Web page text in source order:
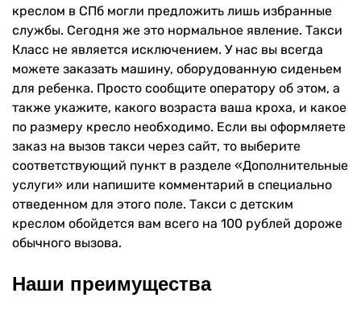
креслом в СПб могли предложить лишь избранные
службы. Сегодня же это нормальное явление. Такси
Класс не является исключением. У нас вы всегда
можете заказать машину, оборудованную сиденьем
для ребенка. Просто сообщите оператору об этом, а
также укажите, какого возраста ваша кроха, и какое
по размеру кресло необходимо. Если вы оформляете
заказ на вызов такси через сайт, то выберите
соответствующий пункт в разделе «Дополнительные
услуги» или напишите комментарий в специально
отведенном для этого поле. Такси с детским
креслом обойдется вам всего на 100 рублей дороже
обычного вызова.
Наши преимущества